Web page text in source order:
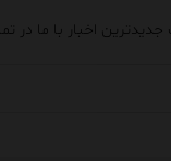
جدیدترین اخبار با ما در